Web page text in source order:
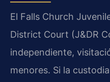
El Falls Church
District Court (J&DR
independiente,
menores. Si la